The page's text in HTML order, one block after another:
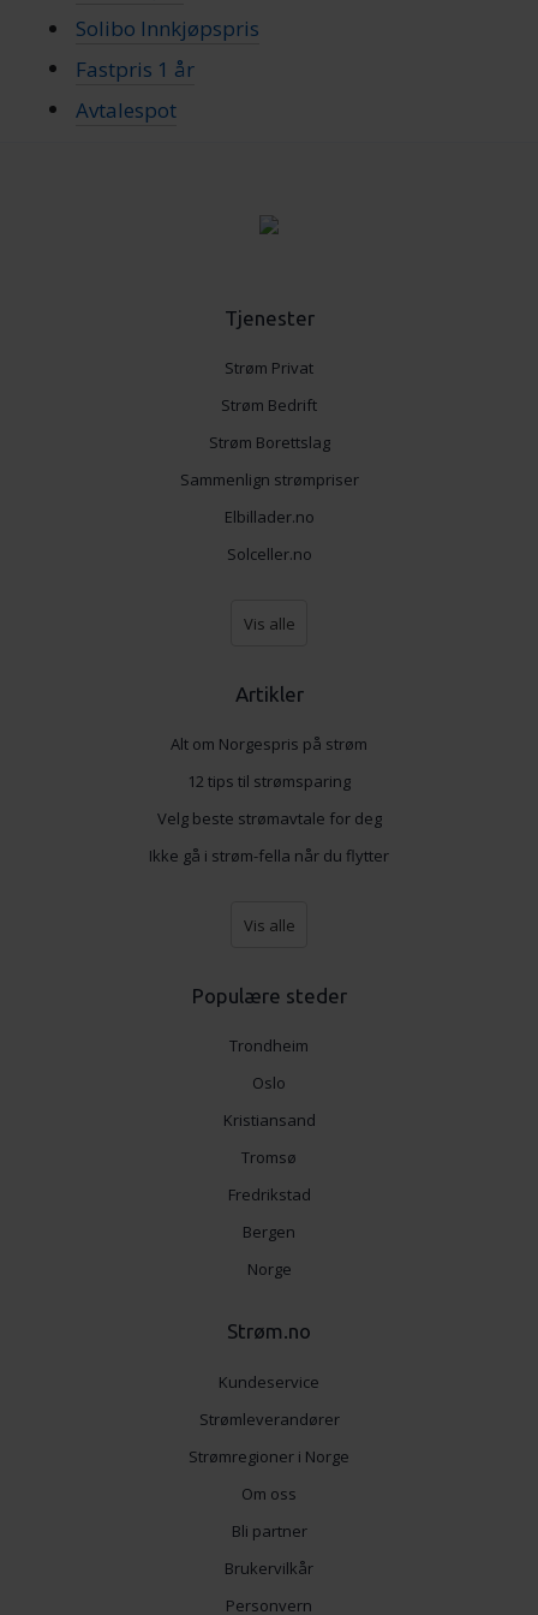
Solibo Innkjøpspris
Fastpris 1 år
Avtalespot
Tjenester
Strøm Privat
Strøm Bedrift
Strøm Borettslag
Sammenlign strømpriser
Elbillader.no
Solceller.no
Vis alle
Artikler
Alt om Norgespris på strøm
12 tips til strømsparing
Velg beste strømavtale for deg
Ikke gå i strøm-fella når du flytter
Vis alle
Populære steder
Trondheim
Oslo
Kristiansand
Tromsø
Fredrikstad
Bergen
Norge
Strøm.no
Kundeservice
Strømleverandører
Strømregioner i Norge
Om oss
Bli partner
Brukervilkår
Personvern